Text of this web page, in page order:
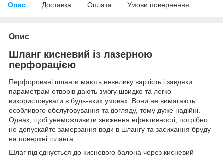
Опис Доставка Оплата Умови повернення
Опис
Шланг кисневий із лазерною
перфорацією
Перфоровані шланги мають невелику вартість і завдяки
параметрам отворів дають змогу швидко та легко
використовувати в будь-яких умовах. Вони не вимагають
особливого обслуговування та догляду, тому дуже надійні.
Однак, щоб унеможливити зниження ефективності, потрібно
не допускайте замерзання води в шлангу та засихання бруду
на поверхні шланга.
Шлаг під'єднується до кисневого балона через кисневий